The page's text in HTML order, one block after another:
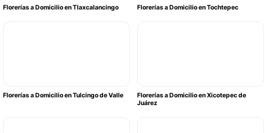
Florerías a Domicilio en Tlaxcalancingo Florerías a Domicilio en Tochtepec
Florerías a Domicilio en Tulcingo de Valle
Florerías a Domicilio en Xicotepec de
Juárez